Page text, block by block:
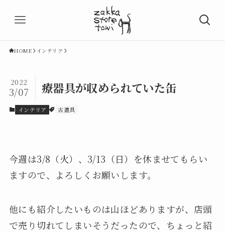
HOME インテリア
療器具が収められていた缶
2022
3/07
インテリア 古道具
今週は3/8（火）、3/13（日）を休ませてもらい
ますので、よろしくお願いします。
他にも紹介したいものは山ほどありますが、店頭
で売り切れてしまいそうだったので、ちょっと紹